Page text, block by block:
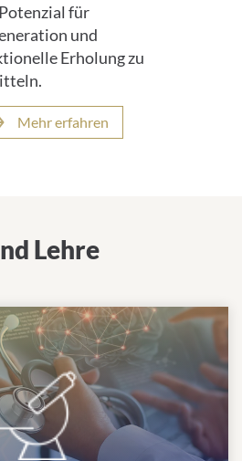
für
und
Erholung zu
Mehr erfahren
Lehre